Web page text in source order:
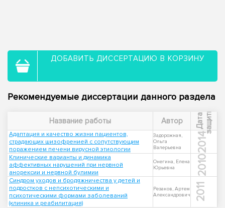
ДОБАВИТЬ ДИССЕРТАЦИЮ В КОРЗИНУ
Рекомендуемые диссертации данного раздела
Название работы Автор Д
а
т
а
з
а
щ
и
т ы
Адаптация и качество жизни пациентов,
страдающих шизофренией с сопутствующим
поражением печени вирусной этиологии
Задорожная,
Ольга
Валерьевна
2014
Клинические варианты и динамика
аффективных нарушений при нервной
анорексии и нервной булимии
Онегина, Елена
Юрьевна
2010
Синдром уходов и бродяжничества у детей и
подростков с непсихотическими и
психотическими формами заболеваний
(клиника и реабилитация)
Резаков, Артем
Александрович
2011